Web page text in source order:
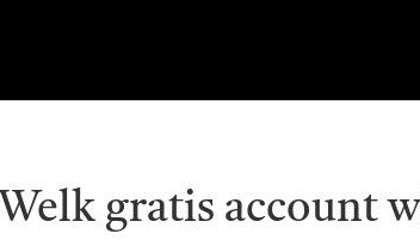
Welk gratis account